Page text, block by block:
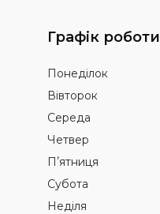
Графік роботи
Понеділок
Вівторок
Середа
Четвер
Пʼятниця
Субота
Неділя